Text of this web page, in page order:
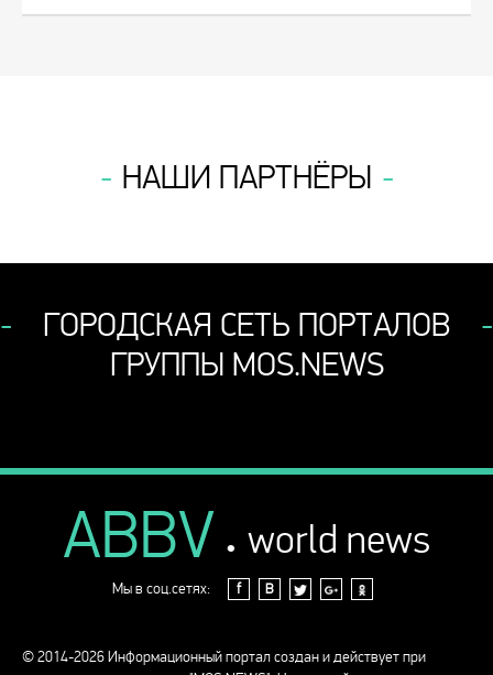
НАШИ ПАРТНЁРЫ
ГОРОДСКАЯ СЕТЬ ПОРТАЛОВ
ГРУППЫ MOS.NEWS
ABBV . world news
Мы в соц.сетях: f В
© 2014-2026 Информационный портал создан и действует при